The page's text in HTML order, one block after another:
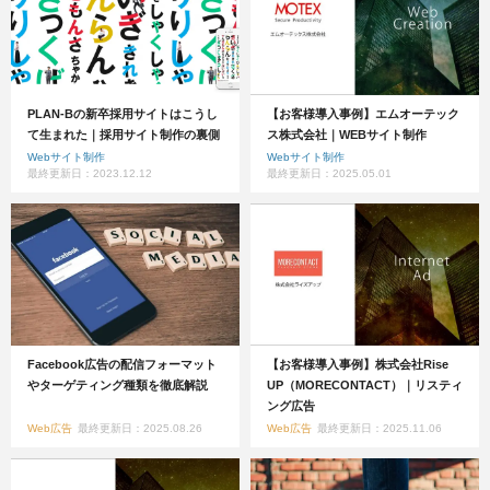
PLAN-Bの新卒採用サイトはこうし
て生まれた｜採用サイト制作の裏側
Webサイト制作
最終更新日：2023.12.12
【お客様導入事例】エムオーテック
ス株式会社｜WEBサイト制作
Webサイト制作
最終更新日：2025.05.01
Facebook広告の配信フォーマット
やターゲティング種類を徹底解説
Web広告 最終更新日：2025.08.26
【お客様導入事例】株式会社Rise
UP（MORECONTACT）｜リスティ
ング広告
Web広告 最終更新日：2025.11.06